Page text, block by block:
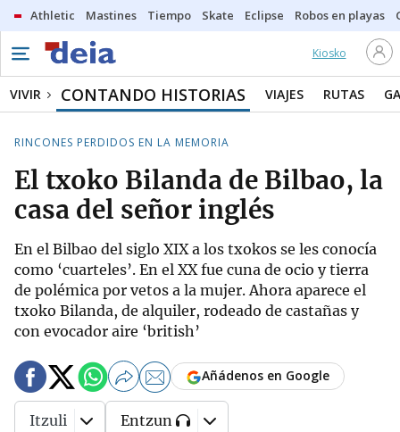
Athletic Mastines Tiempo Skate Eclipse Robos en playas
Kiosko
VIVIR CONTANDO HISTORIAS VIAJES RUTAS
RINCONES PERDIDOS EN LA MEMORIA
El txoko Bilanda de Bilbao, la
casa del señor inglés
En el Bilbao del siglo XIX a los txokos se les conocía
como ‘cuarteles’. En el XX fue cuna de ocio y tierra
de polémica por vetos a la mujer. Ahora aparece el
txoko Bilanda, de alquiler, rodeado de castañas y
con evocador aire ‘british’
Añádenos en Google
Itzuli Entzun